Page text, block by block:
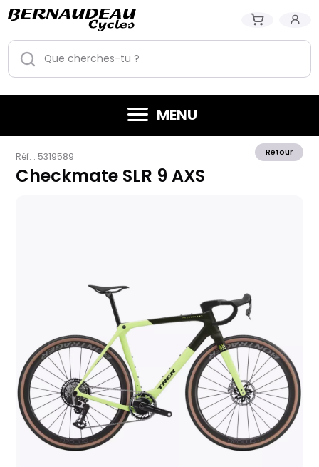
MENU
Retour
Réf. : 5319589
Checkmate SLR 9 AXS